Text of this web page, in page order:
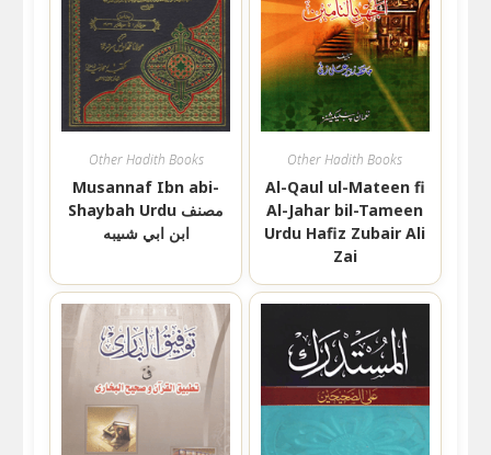
Other Hadith Books
Musannaf Ibn abi-
Shaybah Urdu مصنف
ابن ابي شىيبه
Other Hadith Books
Al-Qaul ul-Mateen fi
Al-Jahar bil-Tameen
Urdu Hafiz Zubair Ali
Zai